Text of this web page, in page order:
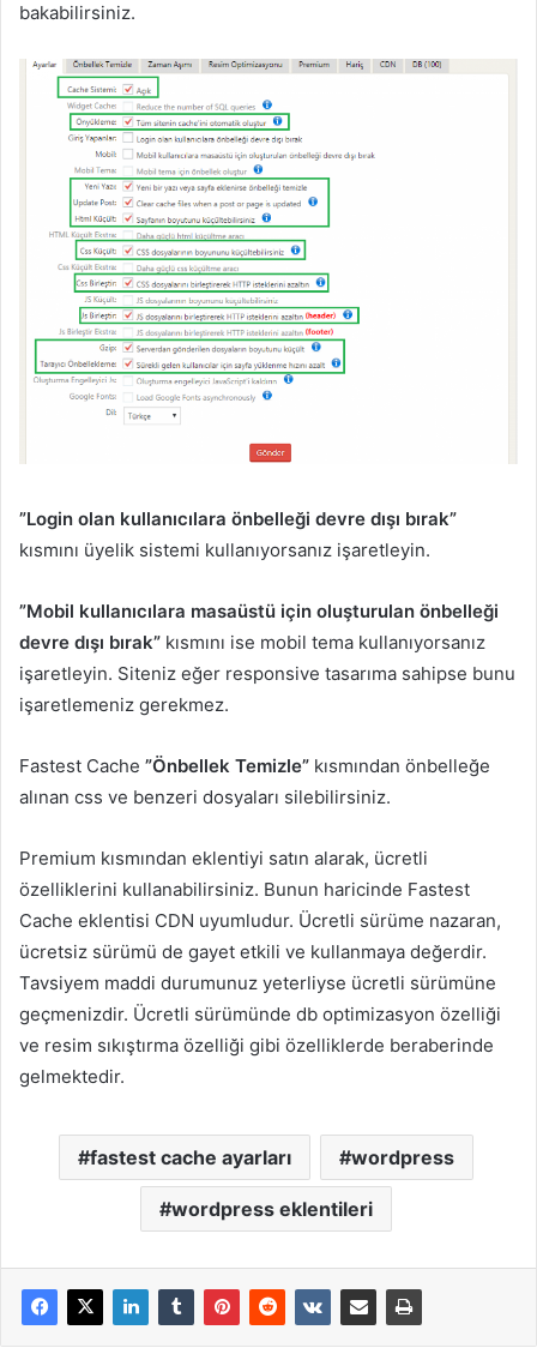
bakabilirsiniz.
”Login olan kullanıcılara önbelleği devre dışı bırak”
kısmını üyelik sistemi kullanıyorsanız işaretleyin.
”Mobil kullanıcılara masaüstü için oluşturulan önbelleği
devre dışı bırak” kısmını ise mobil tema kullanıyorsanız
işaretleyin. Siteniz eğer responsive tasarıma sahipse bunu
işaretlemeniz gerekmez.
Fastest Cache ”Önbellek Temizle” kısmından önbelleğe
alınan css ve benzeri dosyaları silebilirsiniz.
Premium kısmından eklentiyi satın alarak, ücretli
özelliklerini kullanabilirsiniz. Bunun haricinde Fastest
Cache eklentisi CDN uyumludur. Ücretli sürüme nazaran,
ücretsiz sürümü de gayet etkili ve kullanmaya değerdir.
Tavsiyem maddi durumunuz yeterliyse ücretli sürümüne
geçmenizdir. Ücretli sürümünde db optimizasyon özelliği
ve resim sıkıştırma özelliği gibi özelliklerde beraberinde
gelmektedir.
fastest cache ayarları wordpress
wordpress eklentileri